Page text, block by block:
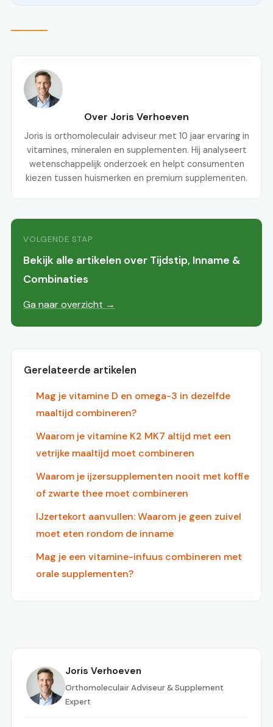
Over Joris Verhoeven
Joris is orthomoleculair adviseur met 10 jaar ervaring in
vitamines, mineralen en supplementen. Hij analyseert
wetenschappelijk onderzoek en helpt consumenten
kiezen tussen huismerken en premium supplementen.
VOLGENDE STAP
Bekijk alle artikelen over Tijdstip, Inname &
Combinaties
Ga naar overzicht →
Gerelateerde artikelen
Mag je vitamine D en omega-3 in dezelfde
maaltijd combineren?
Waarom je vitamine K2 MK7 altijd met een
vetrijke maaltijd moet combineren
Waarom je ijzersupplementen nooit met koffie
of zwarte thee moet combineren
IJzertekort aanvullen: Waarom je geen zuivel
moet eten rondom de inname
Mag je een vitamine-infuus combineren met
orale supplementen?
Joris Verhoeven
Orthomoleculair Adviseur & Supplement
Expert